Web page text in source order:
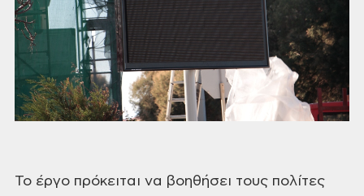
Το έργο πρόκειται να βοηθήσει τους πολίτες